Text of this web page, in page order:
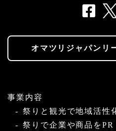
オマツリジャパンリ
事業内容
祭りと観光で地域活性
祭りで企業や商品をPR